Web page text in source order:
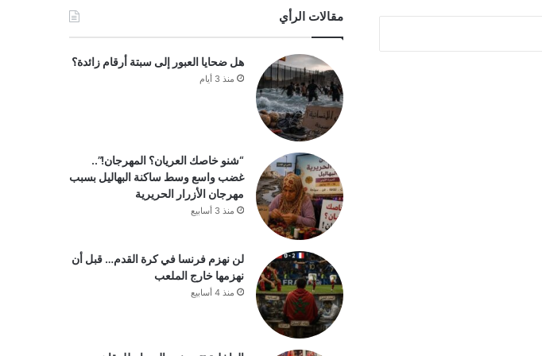
مقالات الرأي
هل ضحايا العبور إلى سبتة أرقام زائدة؟
منذ 3 أيام
“شنو خاصك العريان؟ المهرجان!”..
غضب واسع وسط ساكنة البهاليل بسبب
مهرجان الأزرار الحريرية
منذ 3 أسابيع
لن نهزم فرنسا في كرة القدم… قبل أن
نهزمها خارج الملعب
منذ 4 أسابيع